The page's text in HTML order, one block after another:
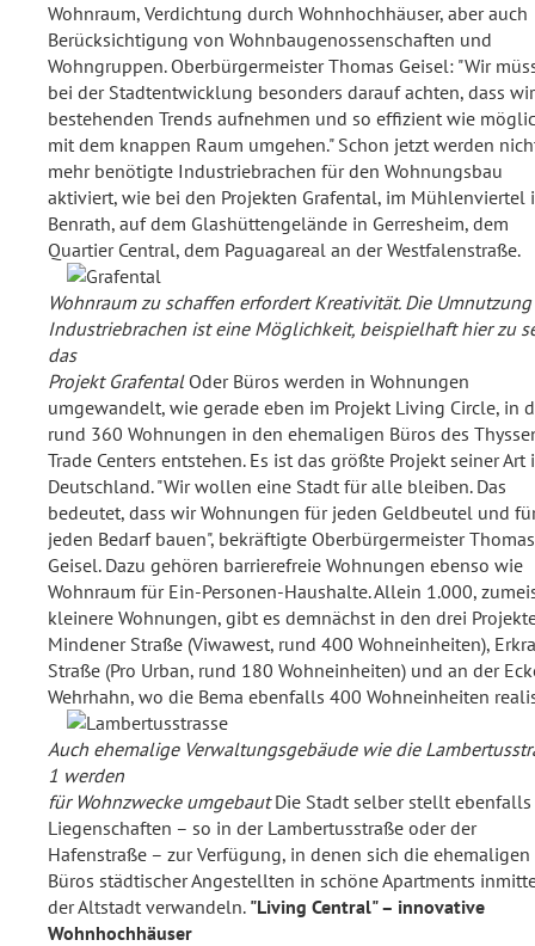
Wohnraum, Verdichtung durch Wohnhochhäuser, aber auch
Berücksichtigung von Wohnbaugenossenschaften und
Wohngruppen. Oberbürgermeister Thomas Geisel: "Wir
bei der Stadtentwicklung besonders darauf achten, dass
bestehenden Trends aufnehmen und so effizient wie
mit dem knappen Raum umgehen." Schon jetzt werden
mehr benötigte Industriebrachen für den Wohnungsbau
aktiviert, wie bei den Projekten Grafental, im Mühlenviertel
Benrath, auf dem Glashüttengelände in Gerresheim, dem
Quartier Central, dem Paguagareal an der Westfalenstraße.
Wohnraum zu schaffen erfordert Kreativität. Die
Industriebrachen ist eine Möglichkeit, beispielhaft hier zu
das
Projekt GrafentalOder Büros werden in Wohnungen
umgewandelt, wie gerade eben im Projekt Living Circle, in
rund 360 Wohnungen in den ehemaligen Büros des
Trade Centers entstehen. Es ist das größte Projekt seiner Art
Deutschland. "Wir wollen eine Stadt für alle bleiben. Das
bedeutet, dass wir Wohnungen für jeden Geldbeutel und
jeden Bedarf bauen", bekräftigte Oberbürgermeister Thomas
Geisel. Dazu gehören barrierefreie Wohnungen ebenso wie
Wohnraum für Ein-Personen-Haushalte. Allein 1.000,
kleinere Wohnungen, gibt es demnächst in den drei
Mindener Straße (Viwawest, rund 400 Wohneinheiten),
Straße (Pro Urban, rund 180 Wohneinheiten) und an der
Wehrhahn, wo die Bema ebenfalls 400 Wohneinheiten
Auch ehemalige Verwaltungsgebäude wie die
1 werden
für Wohnzwecke umgebautDie Stadt selber stellt ebenfalls
Liegenschaften – so in der Lambertusstraße oder der
Hafenstraße – zur Verfügung, in denen sich die ehemaligen
Büros städtischer Angestellten in schöne Apartments
der Altstadt verwandeln. "Living Central" – innovative
Wohnhochhäuser